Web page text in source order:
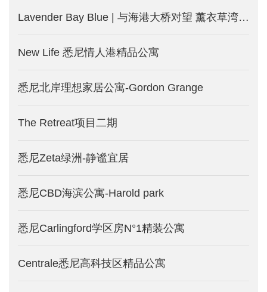
Lavender Bay Blue | 与海港大桥对望 薰衣草湾的“蓝”漫豪宅
New Life 悉尼情人港精品公寓
悉尼北岸理想家居公寓-Gordon Grange
The Retreat项目二期
悉尼Zeta绿洲-静谧宜居
悉尼CBD海滨公寓-Harold park
悉尼Carlingford学区房N°1精装公寓
Centrale悉尼高科技区精品公寓